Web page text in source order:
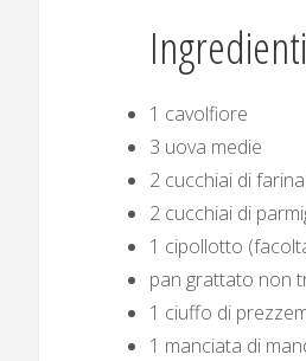
1 cavolfiore
3 uova medie
2 cucchiai di
2 cucchiai di
1 cipollotto
pan grattato non
1 ciuffo di
1 manciata di